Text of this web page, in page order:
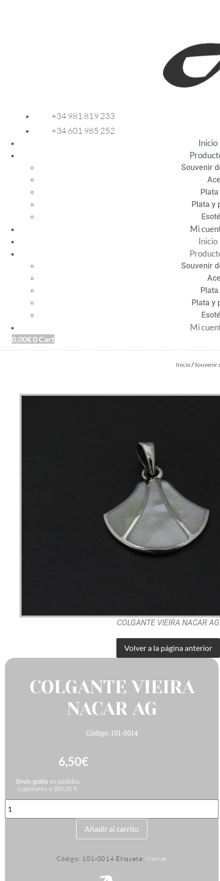
+34 981 819 233
+34 601 985 252
Inicio
Souvenir
Plata y
Mi
Inicio
Souvenir
Plata y
Mi
0,00€0Cart
Inicio/Souvenir
COLGANTE VIEIRA NACAR AG
COLGANTE VIEIRA
NACAR AG
Código: 101-0014
6,50€
Envío gratis en pedidos
superiores a 300,00 €
COLGANTE
VIEIRA
NACAR
Añadir al carrito
Código: 101-0014 Etiqueta:Vieiras